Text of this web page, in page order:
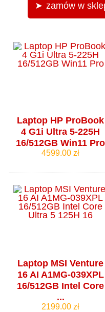
zamów w
Laptop HP ProBook
4 G1i Ultra 5-225H
16/512GB Win11 Pro
4599.00 zł
Laptop MSI Venture
16 AI A1MG-039XPL
16/512GB Intel Core
...
2199.00 zł